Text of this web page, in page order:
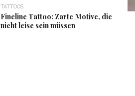
TATTOOS
Fineline Tattoo: Zarte Motive, die
nicht leise sein müssen